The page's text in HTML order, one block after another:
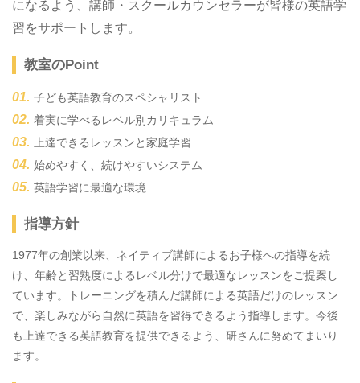
になるよう、講師・スクールカウンセラーが皆様の英語学
習をサポートします。
教室のPoint
子ども英語教育のスペシャリスト
着実に学べるレベル別カリキュラム
上達できるレッスンと家庭学習
始めやすく、続けやすいシステム
英語学習に最適な環境
指導方針
1977年の創業以来、ネイティブ講師によるお子様への指導を続
け、年齢と習熟度によるレベル分けで最適なレッスンをご提案し
ています。トレーニングを積んだ講師による英語だけのレッスン
で、楽しみながら自然に英語を習得できるよう指導します。今後
も上達できる英語教育を提供できるよう、研さんに努めてまいり
ます。